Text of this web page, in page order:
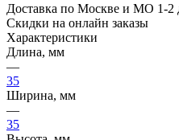
Доставка по Москве и МО 1-2
Скидки на онлайн заказы
Характеристики
Длина, мм
—
35
Ширина, мм
—
35